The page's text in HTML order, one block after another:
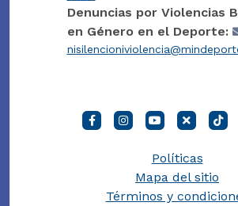
Denuncias por Violencias
en Género en el Deporte:
Políticas
Mapa del sitio
Términos y